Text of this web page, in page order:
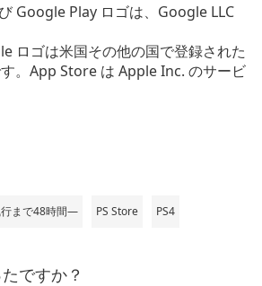
Google Play ロゴは、Google LLC
ロゴは米国その他の国で登録された
。App Store は Apple Inc. のサービ
まで48時間― PS Store PS4
ですか？